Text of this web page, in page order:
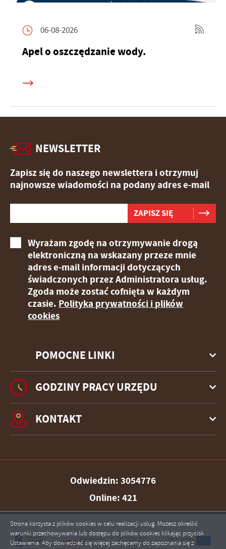
06-08-2026
Apel o oszczędzanie wody.
POMOCNE LINKI
NEWSLETTER
Zapisz się do naszego newslettera i otrzymuj
najnowsze wiadomości na podany adres e-mail
Wyrażam zgodę na otrzymywanie drogą
elektroniczną na wskazany przeze mnie
adres e-mail informacji dotyczących
świadczonych przez Administratora usług.
Zgoda może zostać cofnięta w każdym
czasie. Polityka prywatności i plików
cookies
GODZINY PRACY URZĘDU
KONTAKT
Odwiedzin: 3054776
Online: 421
Strona korzysta z plików cookies w celu realizacji usług. Możesz określić
warunki przechowywania lub dostępu do plików cookies klikając przycisk
Ustawienia. Aby dowiedzieć się więcej zachęcamy do zapoznania się z